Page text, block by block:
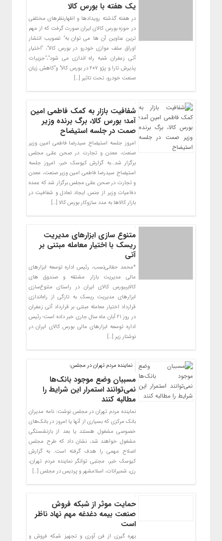
یک هفته با بورس کالا
در هفته گذشته رویدادها و اظهارنظرهای مختلفی
در حوزه بورس کالای ایران صورت گرفت که از مهم
ترین عناوین آن ها می توان به” تصویب انتشار
اوراق سلف موازی خودرو در بورس کالا”، “اختیار
آتی زعفران شنبه راه اندازی می شود”،”جزییات
پذیرش تارا و پژو ۲۰۷ در بورس کالا” و”کاهش زیان
صنعت خودرو، تحت تاثیر […]
شفافیت بازار به کمک فاطمی امین
آمد؛ بورس کالا، برگ برنده وزیر
صمت در جلسه استیضاح
امروز جلسه استیضاح سیدرضا فاطمی امین وزیر
صنعت، معدن و تجارت در صحن علنی مجلس
برگزار شد…به گزارش کیوسک خبر، امروز جلسه
استیضاح سیدرضا فاطمی امین وزیر صنعت، معدن
و تجارت در صحن علنی مجلس برگزار شد که عمده
دفاعیات وزیر از جنس ایجاد تعادل و شفافیت در
بازار کالاها به مدد سازوکار بورس کالا […]
متنوع سازی ابزارهای مدیریت
ریسک با اختیار معامله مبتنی بر
آتی
*محمد حقانی‌نسب، رئیس اداره توسعه ابزارهای
مالی مدیریت بازار مشتقه و صندوق های
کالاییبورس کالای ایران در راستای متنوع‌سازی
ابزارهای مدیریت ریسک به تازگی از راه‌اندازی
قرارداد اختیار معامله مبتنی بر قرارداد آتی زعفران
در روز ۲۱ آبان ماه سال جاری خبر داده است؛ رئیس
اداره توسعه ابزارهای مالی بورس کالای ایران در
نوشتار زیر […]
نماینده مردم تهران در مجلس:
مسببان وضع موجود بانک‌ها
نمی‌توانند استمرار این شرایط را
مطالبه کنند
نماینده مردم تهران در مجلس نوشت: نامه مدیران
بانک مرکزی که بسیاری از آنها یا امروز در ‌بانک‌های
خصوصی مشغول هستند یا بعد از بازنشستگی
مشغول خواهند شد، نشان داد که طرح مجلس
اصلاح مهمی را هدف گرفته است. به گزارش
کیوسک خبر، مجتبی توانگر نماینده مردم تهران،
ری، شمیرانات، اسلامشهر و پردیس در مجلس […]
حمایت موثر از شبکه فروش
صنعت بیمه دغدغه مهم نهاد ناظر
است
بهره گیری از فن آوری و تجهیز شبکه فروش و